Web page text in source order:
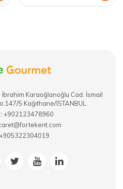
Karaoğlanoğlu Cad. İsmail
5 Kağıthane/İSTANBUL
+902123478960
+905322304019